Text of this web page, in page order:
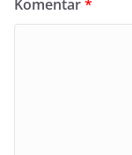
Komentar*